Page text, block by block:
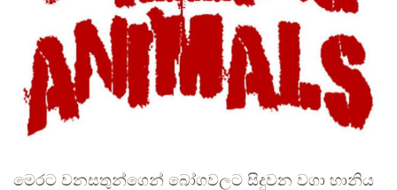
මෙරට වනසතුන්ගෙන් බෝගවලට සිදුවන වගා හානිය